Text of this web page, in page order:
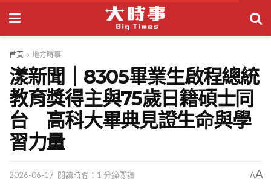
首頁 地方時事
漾新聞｜8305畢業生啟程總統
教育獎得主與75歲日籍碩士同
台 高科大畢典見證生命與學
習力量
2026-06-17 閱讀時間：1 分鐘閱讀 AA